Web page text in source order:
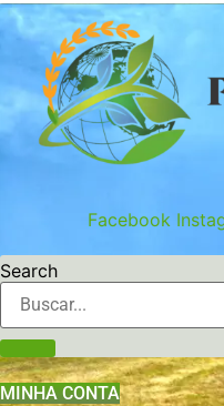
Ir
para
conteúdo
Facebook
Search
MINHA CONTA